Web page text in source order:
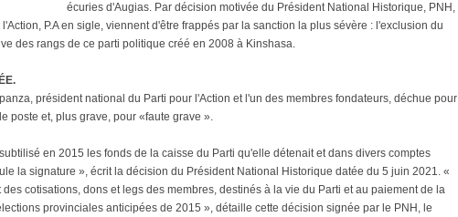
écuries d'Augias. Par décision motivée du Président National Historique, PNH,
P.A en sigle, viennent d'être frappés par la sanction la plus sévère : l'exclusion du
des rangs de ce parti politique créé en 2008 à Kinshasa.
président national du Parti pour l'Action et l'un des membres fondateurs, déchue pour
poste et, plus grave, pour «faute grave ».
en 2015 les fonds de la caisse du Parti qu'elle détenait et dans divers comptes
la signature », écrit la décision du Président National Historique datée du 5 juin 2021. «
cotisations, dons et legs des membres, destinés à la vie du Parti et au paiement de la
provinciales anticipées de 2015 », détaille cette décision signée par le PNH, le